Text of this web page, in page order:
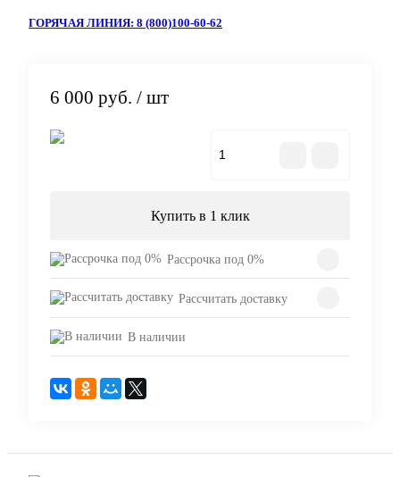
ГОРЯЧАЯ ЛИНИЯ: 8 (800)100-60-62
6 000 руб. / шт
Купить в 1 клик
Рассрочка под 0%
Рассчитать доставку
В наличии